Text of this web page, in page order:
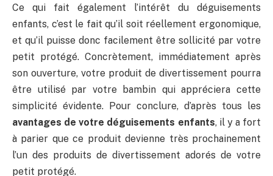
Ce qui fait également l’intérêt du déguisements
enfants, c’est le fait qu’il soit réellement ergonomique,
et qu’il puisse donc facilement être sollicité par votre
petit protégé. Concrètement, immédiatement après
son ouverture, votre produit de divertissement pourra
être utilisé par votre bambin qui appréciera cette
simplicité évidente. Pour conclure, d’après tous les
avantages de votre déguisements enfants, il y a fort
à parier que ce produit devienne très prochainement
l’un des produits de divertissement adorés de votre
petit protégé.